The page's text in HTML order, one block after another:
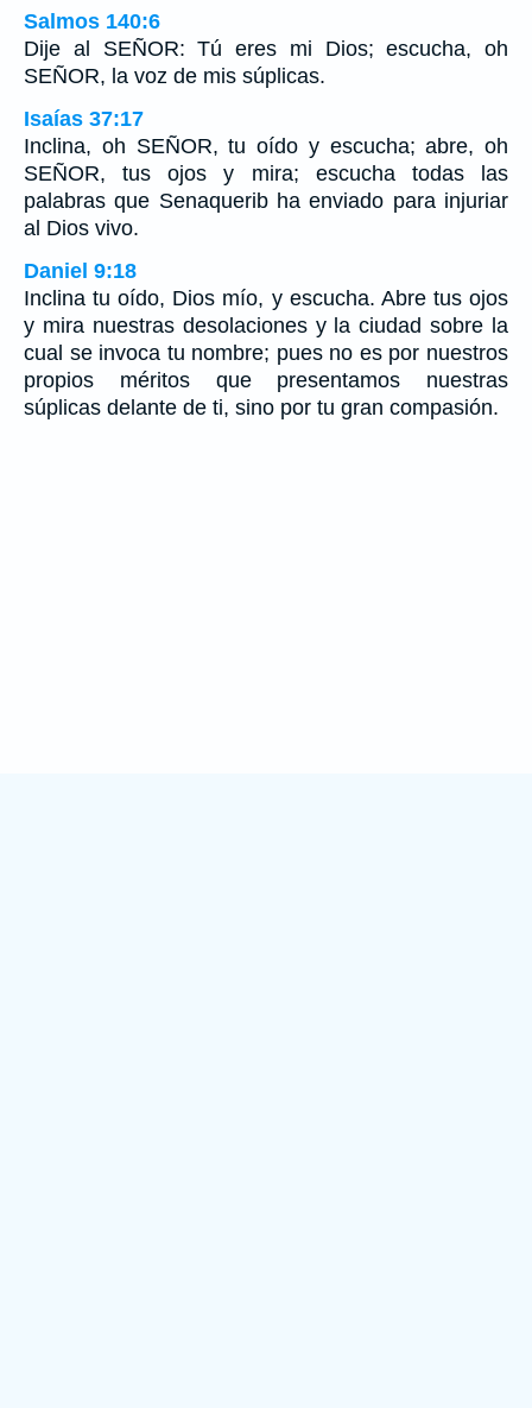
Salmos 140:6
Dije al SEÑOR: Tú eres mi Dios; escucha, oh
SEÑOR, la voz de mis súplicas.
Isaías 37:17
Inclina, oh SEÑOR, tu oído y escucha; abre, oh
SEÑOR, tus ojos y mira; escucha todas las
palabras que Senaquerib ha enviado para injuriar
al Dios vivo.
Daniel 9:18
Inclina tu oído, Dios mío, y escucha. Abre tus ojos
y mira nuestras desolaciones y la ciudad sobre la
cual se invoca tu nombre; pues no es por nuestros
propios méritos que presentamos nuestras
súplicas delante de ti, sino por tu gran compasión.